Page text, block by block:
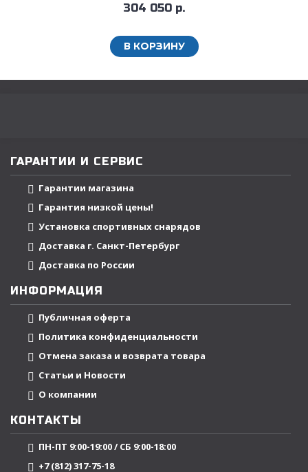
304 050 р.
В КОРЗИНУ
ГАРАНТИИ И СЕРВИС
Гарантии магазина
Гарантия низкой цены!
Установка спортивных снарядов
Доставка г. Санкт-Петербург
Доставка по России
ИНФОРМАЦИЯ
Публичная оферта
Политика конфиденциальности
Отмена заказа и возврата товара
Статьи и Новости
О компании
КОНТАКТЫ
ПН-ПТ 9:00-19:00 / СБ 9:00-18:00
+7 (812) 317-75-18